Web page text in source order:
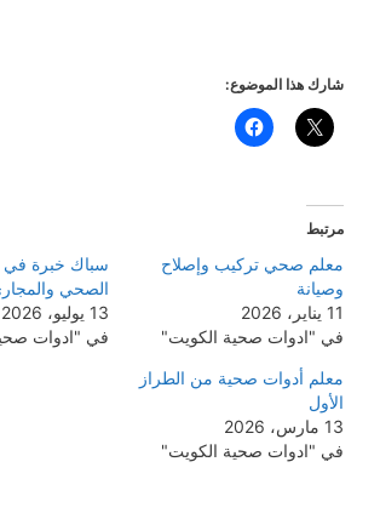
شارك هذا الموضوع:
مرتبط
معلم صحي تركيب وإصلاح
وصيانة
11 يناير، 2026
في "ادوات صحية الكويت"
سباك خبرة
الصحي
13 يوليو، 2026
في "ادوات
معلم أدوات صحية من الطراز
الأول
13 مارس، 2026
في "ادوات صحية الكويت"